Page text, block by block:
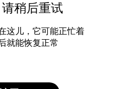
稍后重试
这儿，它可能正忙着
就能恢复正常